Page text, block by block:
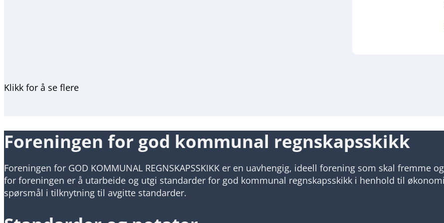
Klikk for å se flere
Foreningen for god kommunal regnskapsskikk
Foreningen for GOD KOMMUNAL REGNSKAPSSKIKK er en uavhengig, ideell forening som skal
for foreningen er å utarbeide og utgi standarder for god kommunal regnskapsskikk i henhold til
spørsmål i tilknytning til avgitte standarder.